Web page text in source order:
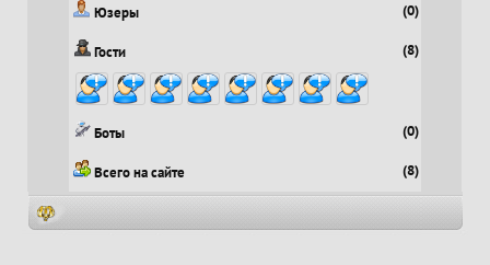
Юзеры (0)
Гости (8)
Боты (0)
Всего на сайте (8)